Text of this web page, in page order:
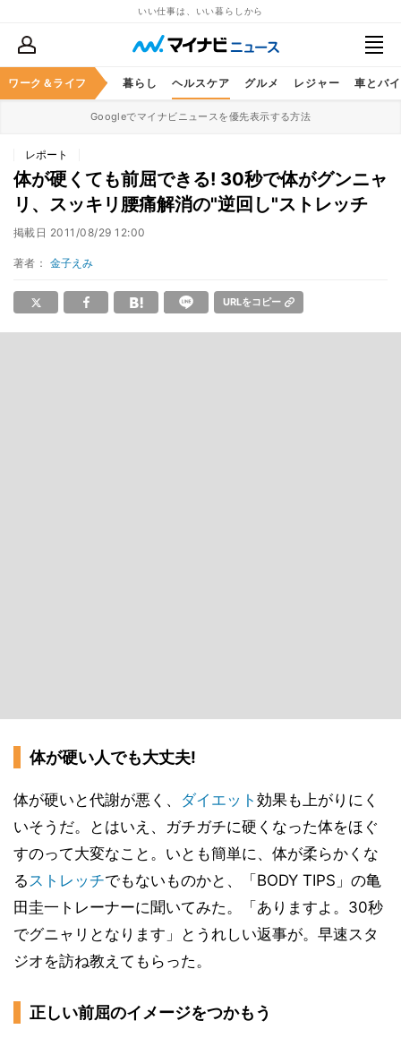
いい仕事は、いい暮らしから
ワーク＆ライフ
ススキル マネー 暮らし ヘルスケア グルメ レジャー 車とバ
Googleでマイナビニュースを優先表示する方法
レポート
体が硬くても前屈できる! 30秒で体がグンニャ
リ、スッキリ腰痛解消の"逆回し"ストレッチ
掲載日 2011/08/29 12:00
著者： 金子えみ
URLをコピー
体が硬い人でも大丈夫!
体が硬いと代謝が悪く、 ダイエット 効果も上がりにく
いそうだ。とはいえ、ガチガチに硬くなった体をほぐ
すのって大変なこと。いとも簡単に、体が柔らかくな
るストレッチでもないものかと、「BODY TIPS」の亀
田圭一トレーナーに聞いてみた。「ありますよ。30秒
でグニャリとなります」とうれしい返事が。早速スタ
ジオを訪ね教えてもらった。
正しい前屈のイメージをつかもう